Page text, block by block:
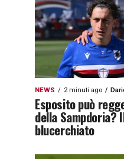
NEWS 2 minuti ago
Esposito può
della
blucerchiato